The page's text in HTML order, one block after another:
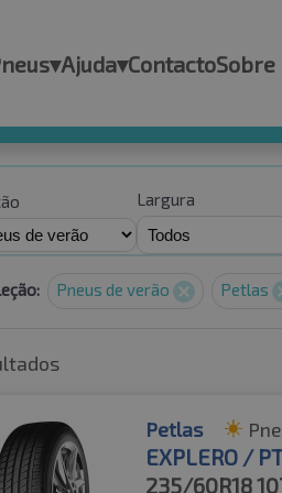
▾Ajuda▾ContactoSobre
Largura
Pneus de verão Petlas
Petlas
EXPLERO /
235/60R18